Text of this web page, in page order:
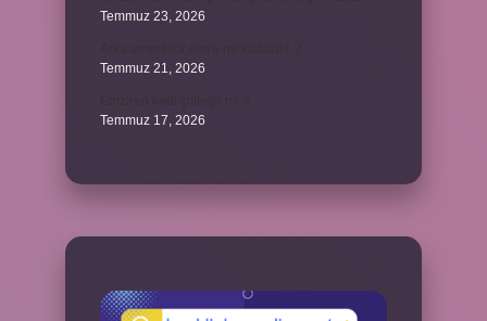
Temmuz 23, 2026
Temmuz 21, 2026
Temmuz 17, 2026